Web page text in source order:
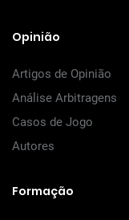
Opinião
Artigos de Opinião
Análise Arbitragens
Casos de Jogo
Autores
Formação